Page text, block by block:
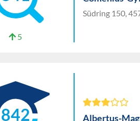
5
Südring 150,
842 Albertus-